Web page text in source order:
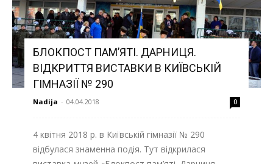
БЛОКПОСТ ПАМ’ЯТІ. ДАРНИЦЯ.
ВІДКРИТТЯ ВИСТАВКИ В КИЇВСЬКІЙ
ГІМНАЗІЇ № 290
Nadija - 04.04.2018 0
4 квітня 2018 р. в Київській гімназії № 290
відбулася знаменна подія. Тут відкрилася